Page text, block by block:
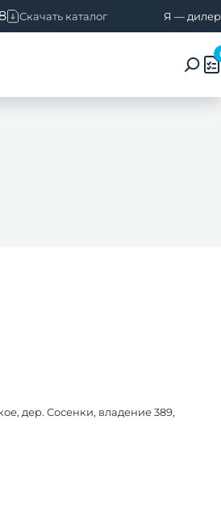
Скачать каталог Я — дилер
дер. Сосенки, владение 389,